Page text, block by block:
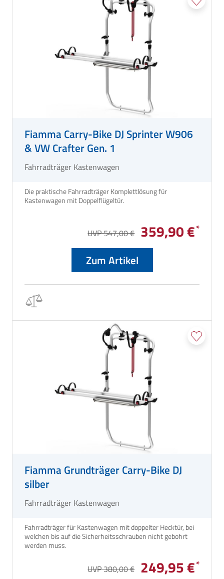
Fiamma Carry-Bike DJ Sprinter W906
& VW Crafter Gen. 1
Fahrradträger Kastenwagen
Die praktische Fahrradträger Komplettlösung für
UVP 547,00 € 359,90 €
Zum Artikel
Fiamma Grundträger Carry-Bike DJ
silber
Fahrradträger Kastenwagen
Fahrradträger für Kastenwagen mit doppelter Hecktür, bei
welchen bis auf die Sicherheitsschrauben nicht gebohrt
UVP 380,00 € 249,95 €